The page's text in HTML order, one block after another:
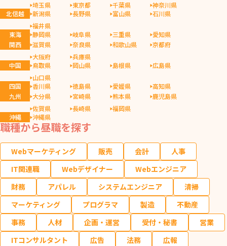
埼玉県
東京都 千葉県
神奈川県
北信越
新潟県 長野県 富山県
石川県
福井県
東海
静岡県 岐阜県 三重県
愛知県
関西
滋賀県 奈良県 和歌山県
京都府
大阪府
兵庫県
中国
鳥取県 岡山県 島根県
広島県
山口県
四国
香川県 徳島県 愛媛県
高知県
九州
大分県 宮崎県 熊本県
鹿児島県
佐賀県
長崎県
福岡県
沖縄
沖縄県
職種から昼職を探す
Webマーケティング 販売 会計
人事
IT関連職
Webデザイナー
Webエンジニア
財務
アパレル システムエンジニア
清掃
マーケティング
プログラマ 製造
不動産
事務
人材 企画・運営 受付・秘書
営業
ITコンサルタント
広告 法務
広報